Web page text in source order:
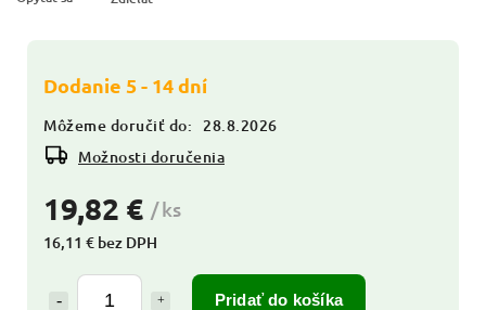
19,82 € / ks
16,11 € bez DPH
Pridať do košíka
Dodanie 5 - 14 dní
Môžeme doručiť do:
28.8.2026
Možnosti doručenia